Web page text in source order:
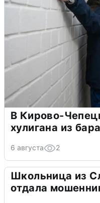
В Кирово-
хулигана из бара
6 августа 2
Школьница из
отдала